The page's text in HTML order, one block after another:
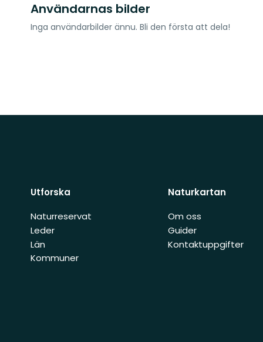
Användarnas bilder
Inga användarbilder ännu. Bli den första att dela!
Utforska
Naturreservat
Leder
Län
Kommuner
Naturkartan
Om oss
Guider
Kontaktuppgifter